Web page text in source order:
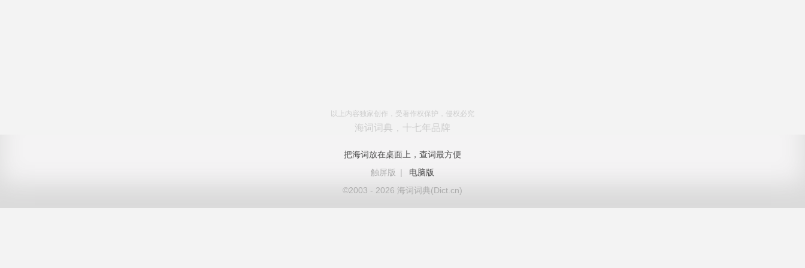
以上内容独家创作，受著作权保护，侵权必究
海词词典，十七年品牌
把海词放在桌面上，查词最方便
触屏版
|
电脑版
©2003 - 2026 海词词典(Dict.cn)